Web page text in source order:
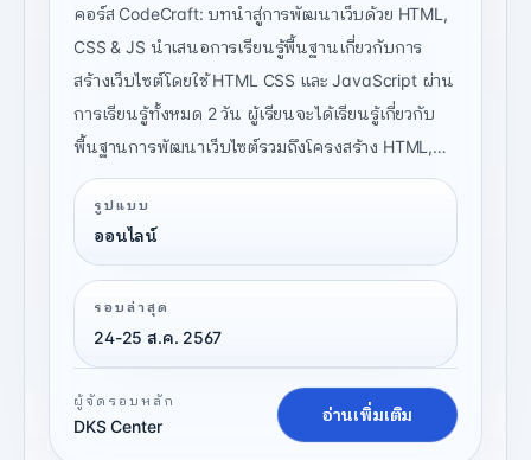
คอร์ส CodeCraft: บทนำสู่การพัฒนาเว็บด้วย HTML,
CSS & JS นำเสนอการเรียนรู้พื้นฐานเกี่ยวกับการ
สร้างเว็บไซต์โดยใช้ HTML CSS และ JavaScript ผ่าน
การเรียนรู้ทั้งหมด 2 วัน ผู้เรียนจะได้เรียนรู้เกี่ยวกับ
พื้นฐานการพัฒนาเว็บไซต์รวมถึงโครงสร้าง HTML,
การสร้างสไตล์ด้วย CSS และการสร้างประสบการณ์
การใช้งานที่มีประสิทธิภาพผ่านการเรียนรู้ทฤษฎีและ
ปฏิบัติในห้องเรียน
รูปแบบ
ออนไลน์
รอบล่าสุด
24-25 ส.ค. 2567
ผู้จัดรอบหลัก
DKS Center
อ่านเพิ่มเติม